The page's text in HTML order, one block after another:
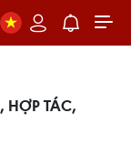
HỢP TÁC,